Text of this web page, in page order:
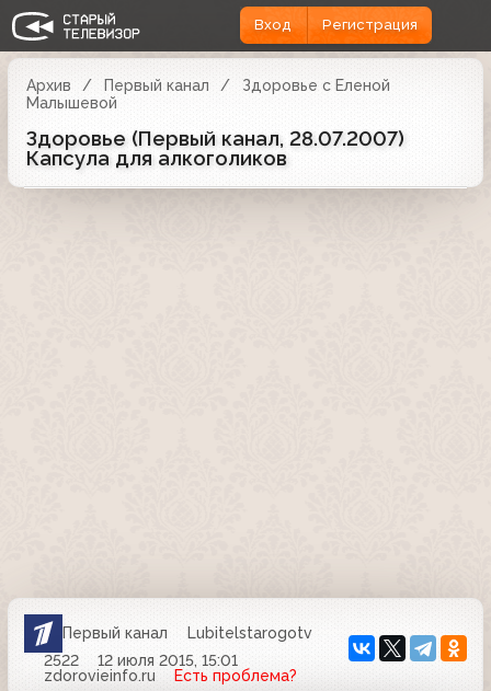
Вход Регистрация
Архив Первый канал
Здоровье с Еленой
Малышевой
Здоровье (Первый канал, 28.07.2007)
Капсула для алкоголиков
Первый канал
Lubitelstarogotv
2522
12 июля 2015, 15:01
zdorovieinfo.ru
Есть проблема?